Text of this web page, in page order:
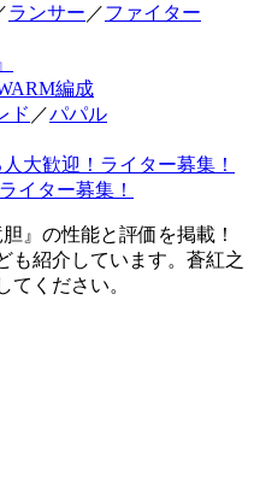
ランサー ／ファイター
編成
ド ／パパル
大歓迎！ライター募集！
イター募集！
』の性能と評価を掲載！
も紹介しています。蒼紅之
てください。